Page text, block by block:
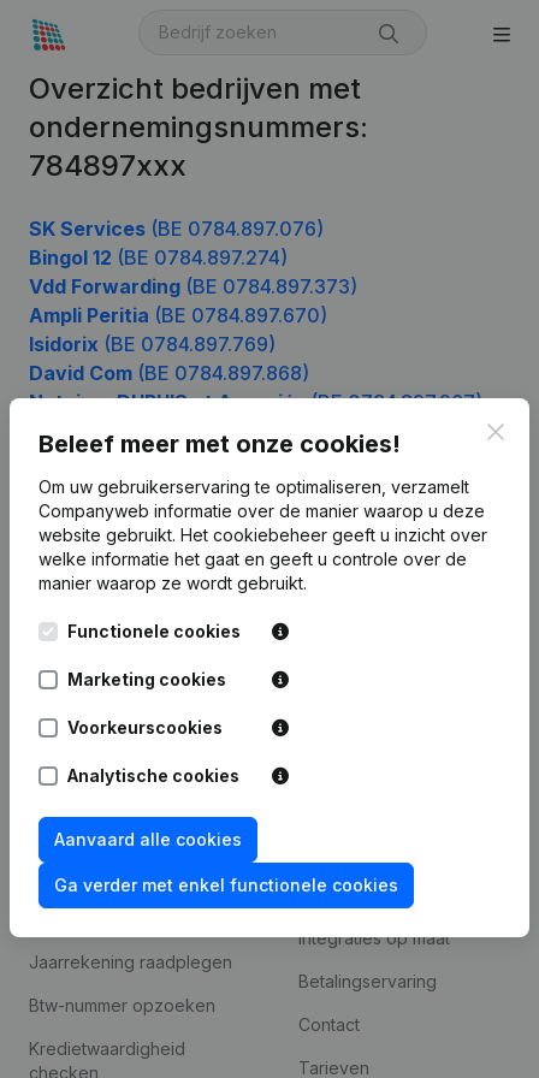
Overzicht bedrijven met
ondernemingsnummers:
784897xxx
SK Services (BE 0784.897.076)
Bingol 12 (BE 0784.897.274)
Vdd Forwarding (BE 0784.897.373)
Ampli Peritia (BE 0784.897.670)
Isidorix (BE 0784.897.769)
David Com (BE 0784.897.868)
Notaires DUPUIS et Associés(BE 0784.897.967)
Beleef meer met onze cookies!
Om uw gebruikerservaring te optimaliseren, verzamelt
Companyweb informatie over de manier waarop u deze
website gebruikt. Het cookiebeheer geeft u inzicht over
welke informatie het gaat en geeft u controle over de
manier waarop ze wordt gebruikt.
Functionele cookies
Marketing cookies
Voorkeurscookies
Analytische cookies
Aanvaard alle cookies
Ga verder met enkel functionele cookies
Nederlands
Kantorenpark Everest
Leuvensesteenweg
248D,
1800 Vilvoorde
Product
Bedrijfsinformatie
Monitoring
Spotlight
Compliance &
Jaarrekening raadplegen
Btw-nummer opzoeken
Kredietwaardigheid
checken
Integraties
Integraties op maat
Betalingservaring
Contact
Tarieven